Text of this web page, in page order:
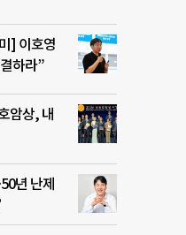
] 이호영
하라”
암상, 내
년 난제